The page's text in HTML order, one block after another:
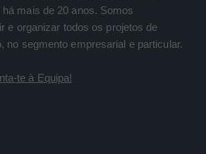
mais de 20 anos. Somos
e organizar todos os projetos de
no segmento empresarial e particular.
te à Equipa!